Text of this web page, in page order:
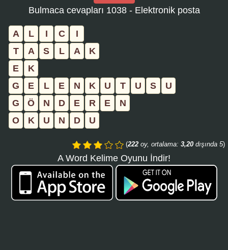
bulmaca
Bulmaca cevapları 1038 - Elektronik posta
A L I C
I
T
A S L A
K
E
K
G
E L E N K U T U S
U
G
Ö N D E R E
N
O
K U N D U
(222 oy, ortalama: 3,20 dışında 5)
A Word Kelime Oyunu İndir!